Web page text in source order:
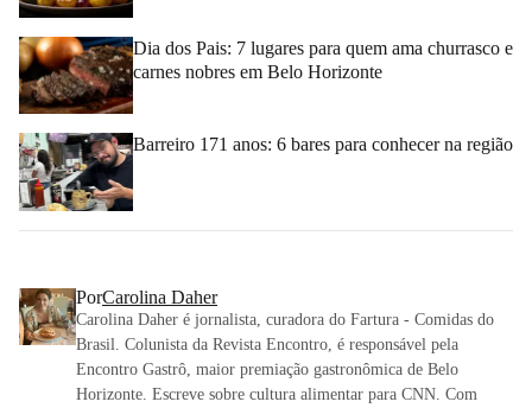
Dia dos Pais: 7 lugares para quem ama churrasco e
carnes nobres em Belo Horizonte
Barreiro 171 anos: 6 bares para conhecer na região
PorCarolina Daher
Carolina Daher é jornalista, curadora do Fartura - Comidas do
Brasil. Colunista da Revista Encontro, é responsável pela
Encontro Gastrô, maior premiação gastronômica de Belo
Horizonte. Escreve sobre cultura alimentar para CNN. Com